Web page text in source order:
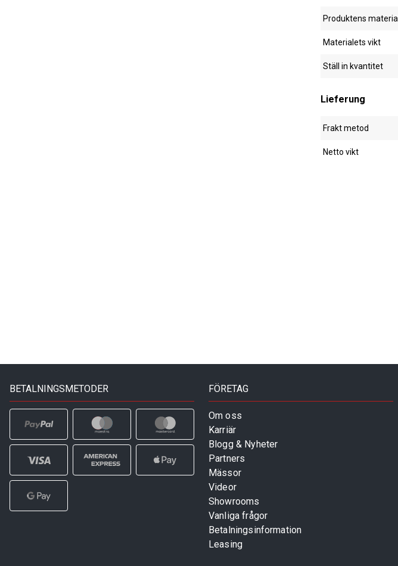
Produktens material
Materialets vikt
Ställ in kvantitet
Lieferung
Frakt metod
Netto vikt
BETALNINGSMETODER FÖRETAG
Om oss
Karriär
Blogg & Nyheter
Partners
Mässor
Videor
Showrooms
Vanliga frågor
Betalningsinformation
Leasing